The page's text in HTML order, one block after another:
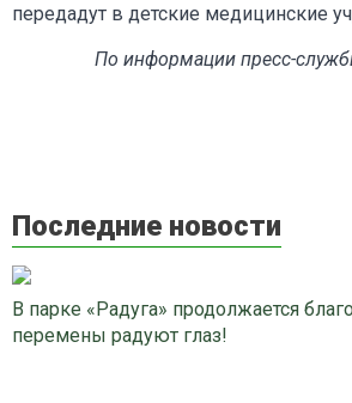
передадут в детские медицинские
По информации пресс-
Последние новости
В парке «Радуга» продолжается
перемены радуют глаз!